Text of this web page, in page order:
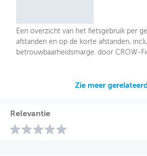
Een overzicht van het fietsgebruik per
afstanden en op de korte afstanden,
betrouwbaarheidsmarge. door CROW-
Zie meer
Relevantie